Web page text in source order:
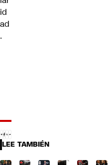
id
ad
.
LEE TAMBIÉN